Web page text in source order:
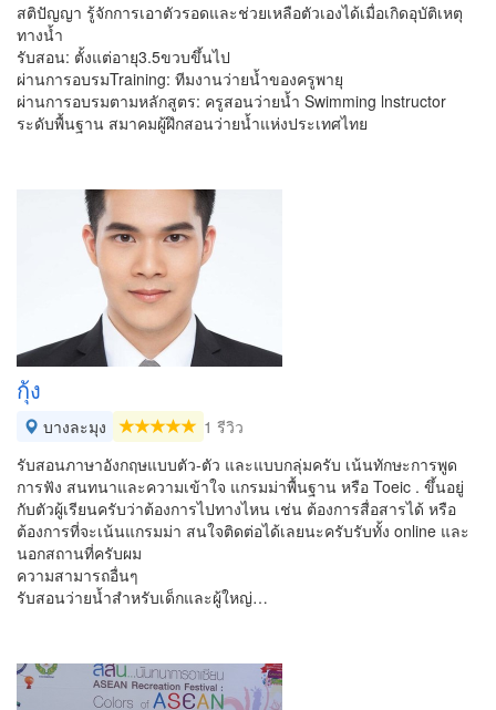
สติปัญญา รู้จักการเอาตัวรอดและช่วยเหลือตัวเองได้เมื่อเกิดอุบัติเหตุ
ทางน้ำ
รับสอน: ตั้งแต่อายุ3.5ขวบขึ้นไป
ผ่านการอบรมTraining: ทีมงานว่ายน้ำของครูพายุ
ผ่านการอบรมตามหลักสูตร: ครูสอนว่ายน้ำ Swimming lnstructor
ระดับพื้นฐาน สมาคมผู้ฝึกสอนว่ายน้ำแห่งประเทศไทย
กุ้ง
บางละมุง
1 รีวิว
รับสอนภาษาอังกฤษแบบตัว-ตัว และแบบกลุ่มครับ เน้นทักษะการพูด
การฟัง สนทนาและความเข้าใจ แกรมม่าพื้นฐาน หรือ Toeic . ขึ้นอยู่
กับตัวผู้เรียนครับว่าต้องการไปทางไหน เช่น ต้องการสื่อสารได้ หรือ
ต้องการที่จะเน้นแกรมม่า สนใจติดต่อได้เลยนะครับรับทั้ง online และ
นอกสถานที่ครับผม
ความสามารถอื่นๆ
รับสอนว่ายน้ำสำหรับเด็กและผู้ใหญ่…